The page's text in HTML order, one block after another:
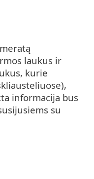
laukus ir
kurie
informacija bus
su